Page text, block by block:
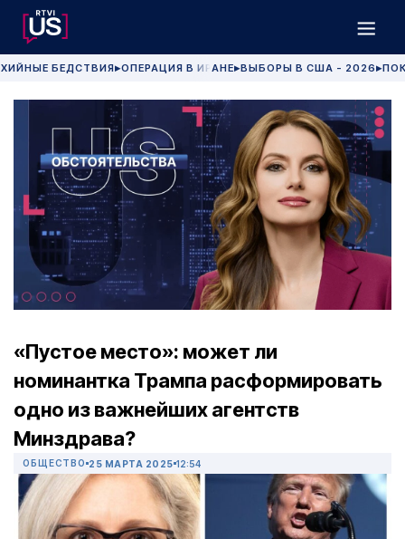
БЕДСТВИЯ▶ОПЕРАЦИЯ В ИРАНЕ▶ВЫБОРЫ В США - 2026 ▶
«Пустое место»: может ли
номинантка Трампа расформировать
одно из важнейших агентств
Минздрава?
ОБЩЕСТВО 25 МАРТА 2025 12:54